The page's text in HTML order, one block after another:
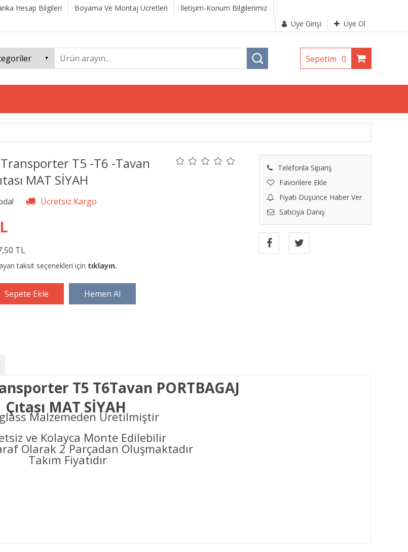
Hesap Bilgileri Boyama Ve Montaj Ücretleri
İletişim-Konum Bilgilerimiz
Üye Girişi
Üye Ol
Sepetim 0
T5 -T6 -Tavan
MAT SİYAH
Telefonla Sipariş
Favorilere Ekle
Fiyatı Düşünce Haber Ver
Satıcıya Danış
TL
taksit seçenekleri için tıklayın.
T5 T6Tavan PORTBAGAJ
Çıtası MAT SİYAH
Malzemeden Üretilmiştir
ve Kolayca Monte Edilebilir
Olarak 2 Parçadan Oluşmaktadır
Takım Fiyatıdır